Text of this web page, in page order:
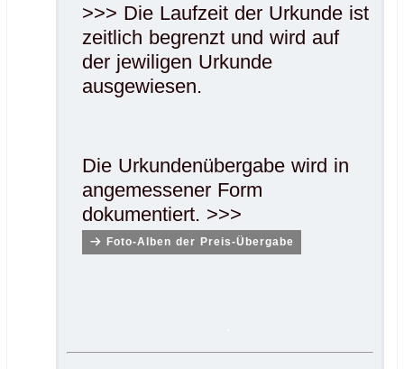
>>> Die Laufzeit der Urkunde ist
zeitlich begrenzt und wird auf
der jewiligen Urkunde
ausgewiesen.
Die Urkundenübergabe wird in
angemessener Form
dokumentiert. >>>
Foto-Alben der Preis-Übergabe